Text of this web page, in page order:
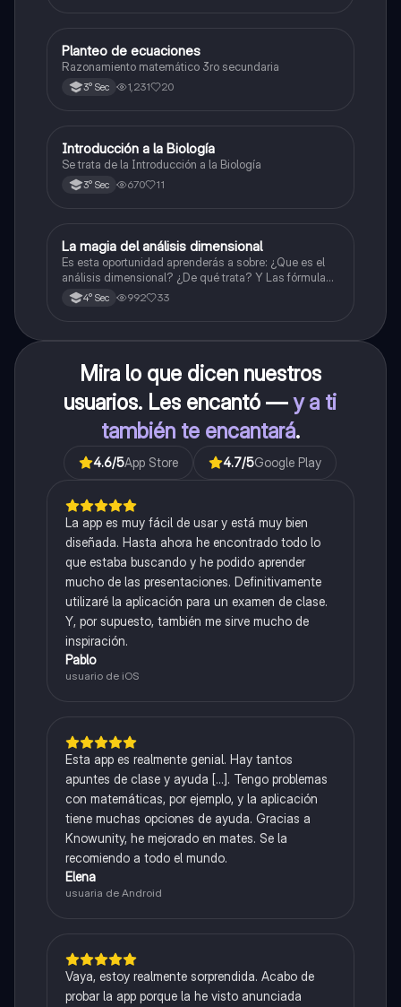
Matemáticas
Planteo de ecuaciones
Razonamiento matemático 3ro secundaria
3° Sec 1,231 20
Biología
Introducción a la Biología
Se trata de la Introducción a la Biología
3° Sec 670 11
Física
La magia del análisis dimensional
Es esta oportunidad aprenderás a sobre: ¿Que es el
análisis dimensional? ¿De qué trata? Y Las fórmulas
de las magnitudes fundamentales y derivadas.
4° Sec 992 33
Mira lo que dicen nuestros
usuarios. Les encantó —y a ti
también te encantará.
4.6/5App Store 4.7/5Google Play
La app es muy fácil de usar y está muy bien
diseñada. Hasta ahora he encontrado todo lo
que estaba buscando y he podido aprender
mucho de las presentaciones. Definitivamente
utilizaré la aplicación para un examen de clase.
Y, por supuesto, también me sirve mucho de
inspiración.
Pablo
usuario de iOS
Esta app es realmente genial. Hay tantos
apuntes de clase y ayuda [...]. Tengo problemas
con matemáticas, por ejemplo, y la aplicación
tiene muchas opciones de ayuda. Gracias a
Knowunity, he mejorado en mates. Se la
recomiendo a todo el mundo.
Elena
usuaria de Android
Vaya, estoy realmente sorprendida. Acabo de
probar la app porque la he visto anunciada